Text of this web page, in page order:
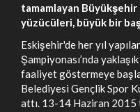
tamamlayan
yüzücüleri, büyük bir
Eskişehir'de her yıl
Şampiyonası’nda
faaliyet göstermeye
Belediyesi Gençlik Spor
attı. 13-14 Haziran